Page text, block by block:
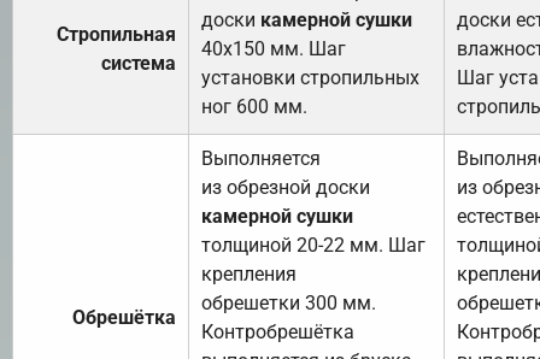
Стропильная
система
доски камерной сушки
40х150 мм. Шаг
установки стропильных
ног 600 мм.
доски
Шаг
Обрешётка
Выполняется
из обрезной доски
камерной сушки
толщиной 20-22 мм. Шаг
крепления
обрешетки 300 мм.
Контробрешётка
из